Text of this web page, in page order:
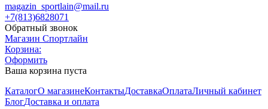
magazin_sportlain@mail.ru
+7(813)6828071
Обратный звонок
Магазин Спортлайн
Корзина:
Оформить
Ваша корзина пуста
КаталогО магазинеКонтактыДоставкаОплатаЛичный кабинет
БлогДоставка и оплата